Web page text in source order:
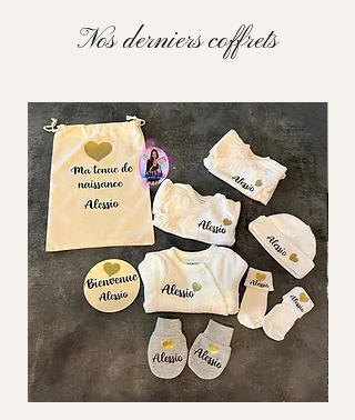
Nos derniers coffrets